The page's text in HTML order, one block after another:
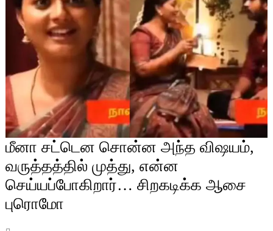
மீனா சட்டென சொன்ன அந்த விஷயம்,
வருத்தத்தில் முத்து, என்ன
செய்யப்போகிறார்… சிறகடிக்க ஆசை
புரொமோ